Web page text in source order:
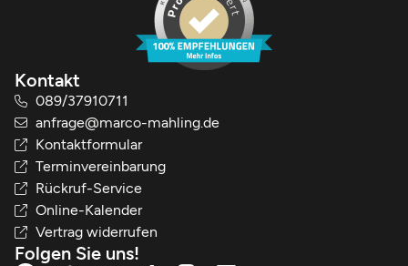
Kontakt
089/37910711
anfrage@marco-mahling.de
Kontaktformular
Terminvereinbarung
Rückruf-Service
Online-Kalender
Vertrag widerrufen
Folgen Sie uns!